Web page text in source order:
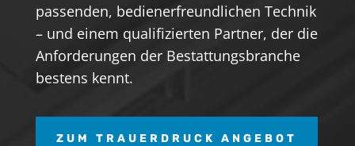
passenden, bedienerfreundlichen Technik
– und einem qualifizierten Partner, der die
Anforderungen der Bestattungsbranche
bestens kennt.
ZUM TRAUERDRUCK ANGEBOT